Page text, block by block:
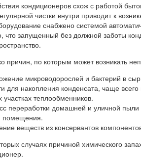
кондиционеров схож с работой
чистки внутри приводит к
снабжено системой
что запущенный без должной заботы
причин, по которым может возникать
микроводорослей и бактерий в
для накопления конденсата, чаще
участках теплообменников.
переработки домашней и уличной
помещения.
веществ из консервантов
случаях причиной химического